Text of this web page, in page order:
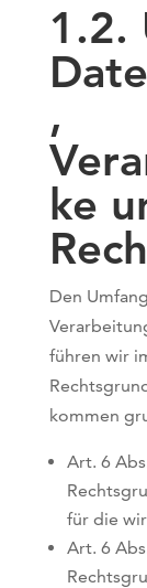
1.2.
,
ke
Den
führen wir
kommen
Art. 6
für die
Art. 6